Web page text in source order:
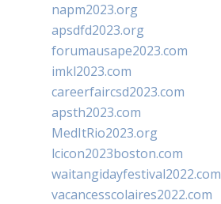
napm2023.org
apsdfd2023.org
forumausape2023.com
imkl2023.com
careerfaircsd2023.com
apsth2023.com
MedItRio2023.org
lcicon2023boston.com
waitangidayfestival2022.com
vacancesscolaires2022.com